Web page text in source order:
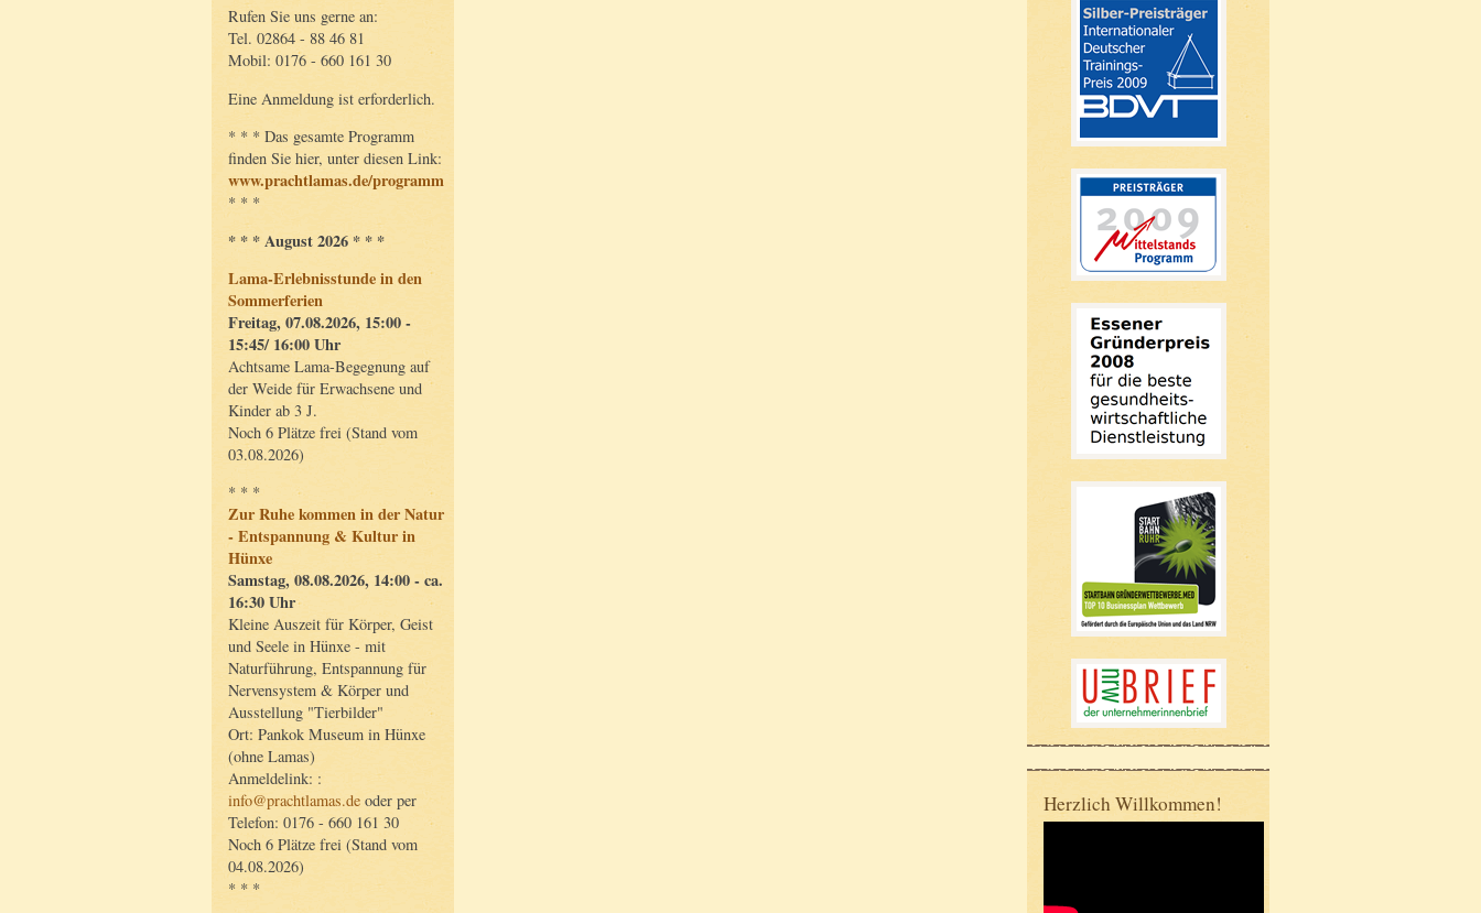
Rufen Sie uns gerne an:
Tel. 02864 - 88 46 81
Mobil: 0176 - 660 161 30
Eine Anmeldung ist erforderlich.
* * * Das gesamte Programm
finden Sie hier, unter diesen Link:
www.prachtlamas.de/programm
* * *
* * * August 2026 * * *
Lama-Erlebnisstunde in den
Sommerferien
Freitag, 07.08.2026, 15:00 -
15:45/ 16:00 Uhr
Achtsame Lama-Begegnung auf
der Weide für Erwachsene und
Kinder ab 3 J.
Noch 6 Plätze frei (Stand vom
03.08.2026)
* * *
Zur Ruhe kommen in der Natur
- Entspannung & Kultur in
Hünxe
Samstag, 08.08.2026, 14:00 - ca.
16:30 Uhr
Kleine Auszeit für Körper, Geist
und Seele in Hünxe - mit
Naturführung, Entspannung für
Nervensystem & Körper und
Ausstellung "Tierbilder"
Ort: Pankok Museum in Hünxe
(ohne Lamas)
Anmeldelink: :
info@prachtlamas.de oder per
Telefon: 0176 - 660 161 30
Noch 6 Plätze frei (Stand vom
04.08.2026)
* * *
Herzlich Willkommen!